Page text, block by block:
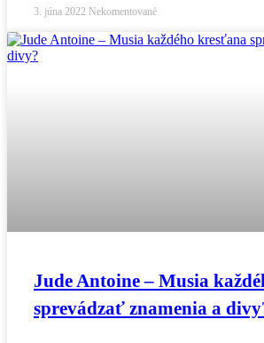
3. júna 2022 Nekomentované
Jude Antoine – Musia
sprevádzať znamenia a